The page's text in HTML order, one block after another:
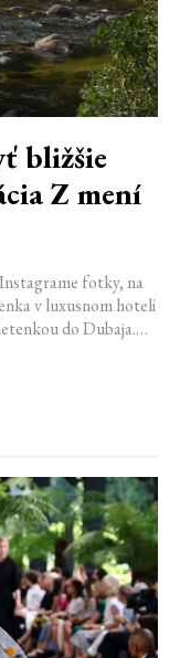
bližšie
Z mení
fotky, na
v luxusnom hoteli
do Dubaja.
vlakom na